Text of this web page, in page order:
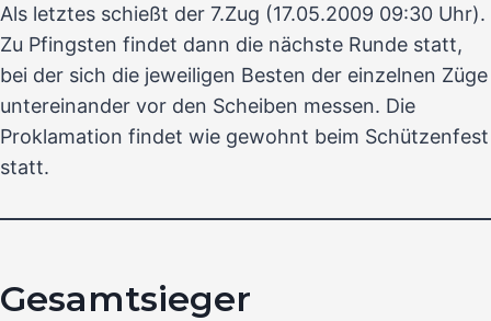
Als letztes schießt der 7.Zug (17.05.2009 09:30 Uhr).
Zu Pfingsten findet dann die nächste Runde statt,
bei der sich die jeweiligen Besten der einzelnen Züge
untereinander vor den Scheiben messen. Die
Proklamation findet wie gewohnt beim Schützenfest
statt.
Gesamtsieger